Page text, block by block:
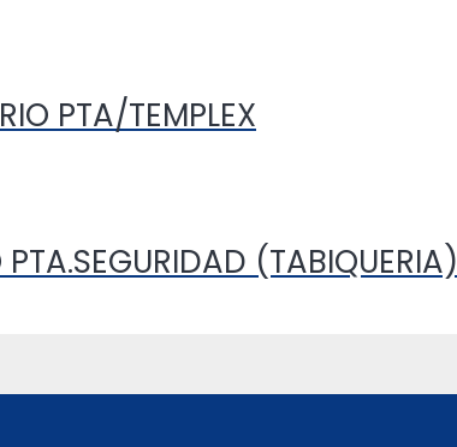
PTA/TEMPLEX
(TABIQUERIA)